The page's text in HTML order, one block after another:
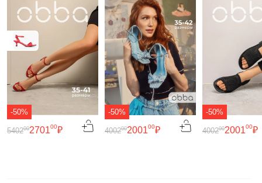
-50%
270100₽
540200
-50%
200100₽
400200
-50%
200100₽
400200